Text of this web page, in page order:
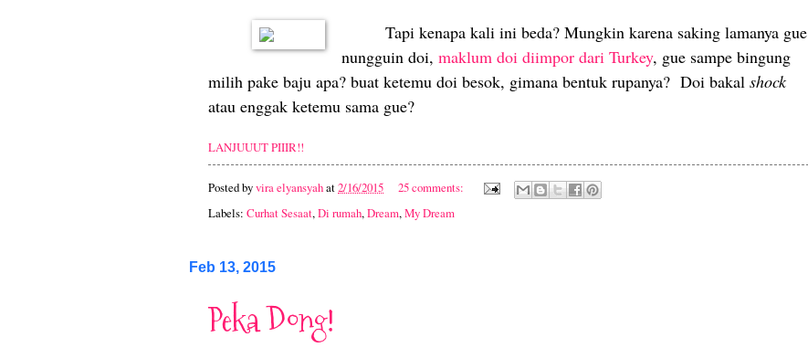
Tapi kenapa kali ini beda? Mungkin karena saking lamanya gue
nungguin doi, maklum doi diimpor dari Turkey, gue sampe bingung
milih pake baju apa? buat ketemu doi besok, gimana bentuk rupanya? Doi bakal shock
atau enggak ketemu sama gue?
LANJUUUT PIIIR!!
Posted byvira elyansyahat2/16/2015
25 comments:
Labels: Curhat Sesaat,Di rumah,Dream,My Dream
Feb 13, 2015
Peka Dong!